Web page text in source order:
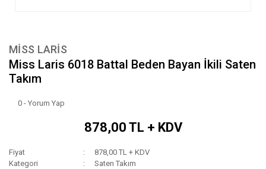
MİSS LARİS
Miss Laris 6018 Battal Beden Bayan İkili Saten
Takım
0 - Yorum Yap
878,00 TL + KDV
Fiyat
878,00 TL + KDV
Kategori
Saten Takım